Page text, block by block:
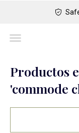
Safe Payment
Productos
'commode